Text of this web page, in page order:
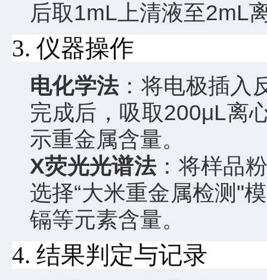
后取1mL上清液至2mL
3. 仪器操作
电化学法：将电极插入
完成后，吸取200μL离
示重金属含量。
X荧光光谱法：将样品
选择“大米重金属检测"
镉等元素含量。
4. 结果判定与记录